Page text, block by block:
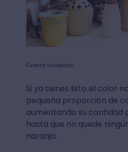
Fuente: Unsplash
Si ya tienes listo el color
pequeña proporción de
aumentando su cantidad
hasta que no quede
naranja.